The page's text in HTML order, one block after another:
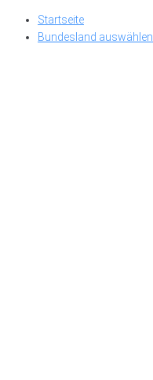
Skip
Startseite
Bundesland auswählen